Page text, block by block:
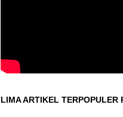
LIMA ARTIKEL TERPOPULER